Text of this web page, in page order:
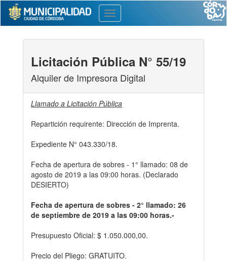
Toggle
navigation
Licitación Pública N° 55/19
Alquiler de Impresora Digital
Llamado a Licitación Pública
Repartición requirente: Dirección de Imprenta.
Expediente N° 043.330/18.
Fecha de apertura de sobres - 1° llamado: 08 de
agosto de 2019 a las 09:00 horas. (Declarado
DESIERTO)
Fecha de apertura de sobres - 2° llamado: 26
de septiembre de 2019 a las 09:00 horas.-
Presupuesto Oficial: $ 1.050.000,00.
Precio del Pliego: GRATUITO.